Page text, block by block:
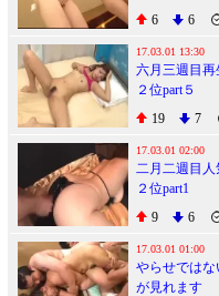
20151211
6 6
17.03.01 13:30
六月三週目
２位part５
19
7
17.03.01 02:00
二月二週目
２位part1
9
6
17.03.01 01:00
やらせでは
が見れます